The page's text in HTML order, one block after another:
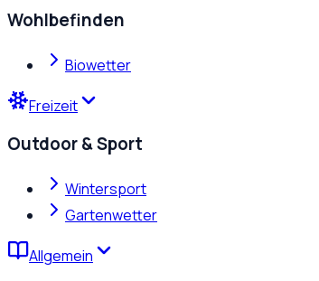
Wohlbefinden
Biowetter
Freizeit
Outdoor & Sport
Wintersport
Gartenwetter
Allgemein